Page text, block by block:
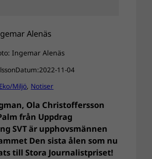
Ingemar Alenäs
Datum:2022-11-04
Eko/Miljö, Notiser
Ola Christoffersson
från Uppdrag
SVT är upphovsmännen
Den sista ålen som nu
till Stora Journalistpriset!